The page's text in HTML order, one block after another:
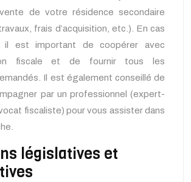
de votre résidence secondaire
frais d’acquisition, etc.). En cas
il est important de coopérer avec
fiscale et de fournir tous les
Il est également conseillé de
par un professionnel (expert-
fiscaliste) pour vous assister dans
législatives et